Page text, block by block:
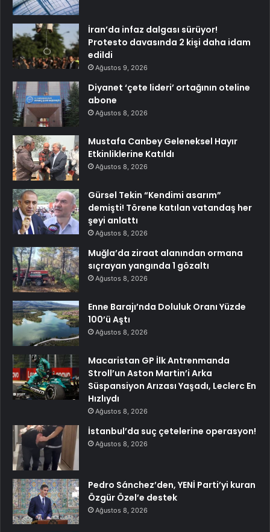
İran’da infaz dalgası sürüyor!
Protesto davasında 2 kişi daha idam
edildi
Ağustos 9, 2026
Diyanet ‘çete lideri’ ortağının oteline
abone
Ağustos 8, 2026
Mustafa Canbey Geleneksel Hayır
Etkinliklerine Katıldı
Ağustos 8, 2026
Gürsel Tekin “Kendimi asarım”
demişti! Törene katılan vatandaş her
şeyi anlattı
Ağustos 8, 2026
Muğla’da ziraat alanından ormana
sıçrayan yangında 1 gözaltı
Ağustos 8, 2026
Enne Barajı’nda Doluluk Oranı Yüzde
100’ü Aştı
Ağustos 8, 2026
Macaristan GP İlk Antrenmanda
Stroll’un Aston Martin’i Arka
Süspansiyon Arızası Yaşadı, Leclerc En
Hızlıydı
Ağustos 8, 2026
İstanbul’da suç çetelerine operasyon!
Ağustos 8, 2026
Pedro Sánchez’den, YENİ Parti’yi kuran
Özgür Özel’e destek
Ağustos 8, 2026